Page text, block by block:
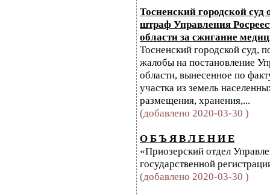
Тосненский городской
штраф Управления
области за сжигание
Тосненский городской суд,
жалобы на постановление
области, вынесенное по
участка из земель
размещения, хранения,...
(добавлено 2020-03-30 )
О Б Ъ Я В Л Е Н И Е
«Приозерский отдел
государственной
(добавлено 2020-03-30 )